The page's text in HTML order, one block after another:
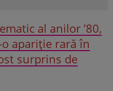
al anilor ’80,
apariție rară în
surprins de